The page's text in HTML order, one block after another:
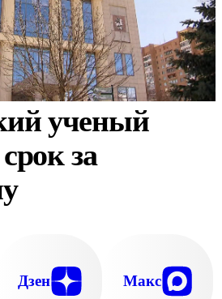
ученый
за
Дзен Макс